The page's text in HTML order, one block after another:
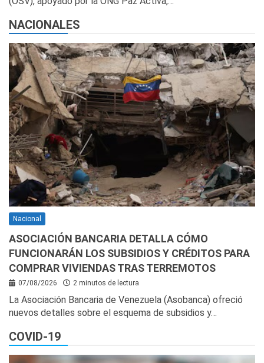
NACIONALES
Nacional
ASOCIACIÓN BANCARIA DETALLA CÓMO
FUNCIONARÁN LOS SUBSIDIOS Y CRÉDITOS PARA
COMPRAR VIVIENDAS TRAS TERREMOTOS
07/08/2026 2 minutos de lectura
La Asociación Bancaria de Venezuela (Asobanca) ofreció
nuevos detalles sobre el esquema de subsidios y…
COVID-19